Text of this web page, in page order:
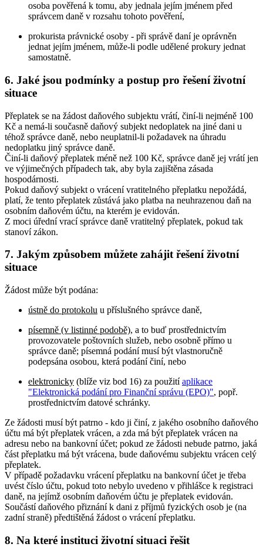
osoba pověřená k tomu, aby jednala jejím jménem před
správcem daně v rozsahu tohoto pověření,
prokurista právnické osoby - při správě daní je oprávněn
jednat jejím jménem, může-li podle udělené prokury jednat
samostatně.
6. Jaké jsou podmínky a postup pro řešení životní
situace
Přeplatek se na žádost daňového subjektu vrátí, činí-li nejméně 100
Kč a nemá-li současně daňový subjekt nedoplatek na jiné dani u
téhož správce daně, nebo neuplatnil-li požadavek na úhradu
nedoplatku jiný správce daně.
Činí-li daňový přeplatek méně než 100 Kč, správce daně jej vrátí jen
ve výjimečných případech tak, aby byla zajištěna zásada
hospodárnosti.
Pokud daňový subjekt o vrácení vratitelného přeplatku nepožádá,
platí, že tento přeplatek zůstává jako platba na neuhrazenou daň na
osobním daňovém účtu, na kterém je evidován.
Z moci úřední vrací správce daně vratitelný přeplatek, pokud tak
stanoví zákon.
7. Jakým způsobem můžete zahájit řešení životní
situace
Žádost může být podána:
ústně do protokolu u příslušného správce daně,
písemně (v listinné podobě), a to buď prostřednictvím
provozovatele poštovních služeb, nebo osobně přímo u
správce daně; písemná podání musí být vlastnoručně
podepsána osobou, která podání činí, nebo
elektronicky (blíže viz bod 16) za použitíaplikace
"Elektronická podání pro Finanční správu (EPO)", popř.
prostřednictvím datové schránky.
Ze žádosti musí být patrno - kdo ji činí, z jakého osobního daňového
účtu má být přeplatek vrácen, a zda má být přeplatek vrácen na
adresu nebo na bankovní účet; pokud ze žádosti nebude patrno, jaká
část přeplatku má být vrácena, bude daňovému subjektu vrácen celý
přeplatek.
V případě požadavku vrácení přeplatku na bankovní účet je třeba
uvést číslo účtu, pokud toto nebylo uvedeno v přihlášce k registraci
daně, na jejímž osobním daňovém účtu je přeplatek evidován.
Součástí daňového přiznání k dani z příjmů fyzických osob je (na
zadní straně) předtištěná žádost o vrácení přeplatku.
8. Na které instituci životní situaci řešit